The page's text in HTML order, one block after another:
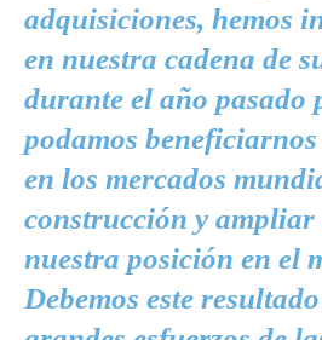
adquisiciones, hemos
en nuestra cadena de
durante el año pasado
podamos
en los mercados
construcción y ampliar
nuestra posición en el
Debemos este